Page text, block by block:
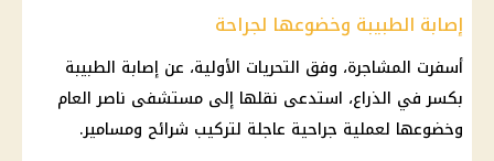
إصابة الطبيبة وخضوعها لجراحة
أسفرت المشاجرة، وفق التحريات الأولية، عن إصابة الطبيبة
بكسر في الذراع، استدعى نقلها إلى مستشفى ناصر العام
وخضوعها لعملية جراحية عاجلة لتركيب شرائح ومسامير.